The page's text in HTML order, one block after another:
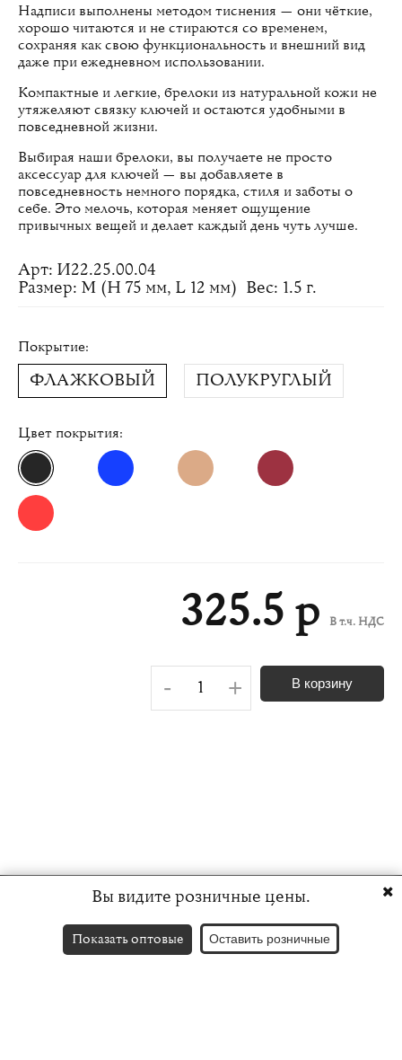
Надписи выполнены методом тиснения — они чёткие,
хорошо читаются и не стираются со временем,
сохраняя как свою функциональность и внешний вид
даже при ежедневном использовании.
Компактные и легкие, брелоки из натуральной кожи не
утяжеляют связку ключей и остаются удобными в
повседневной жизни.
Выбирая наши брелоки, вы получаете не просто
аксессуар для ключей — вы добавляете в
повседневность немного порядка, стиля и заботы о
себе. Это мелочь, которая меняет ощущение
привычных вещей и делает каждый день чуть лучше.
Арт: И22.25.00.04
Размер: M (H 75 мм, L 12 мм) Вес: 1.5 г.
Покрытие:
ФЛАЖКОВЫЙ ПОЛУКРУГЛЫЙ
Цвет покрытия:
325.5 р В т.ч. НДС
- + В корзину
Вы видите розничные цены.
Показать оптовые Оставить розничные